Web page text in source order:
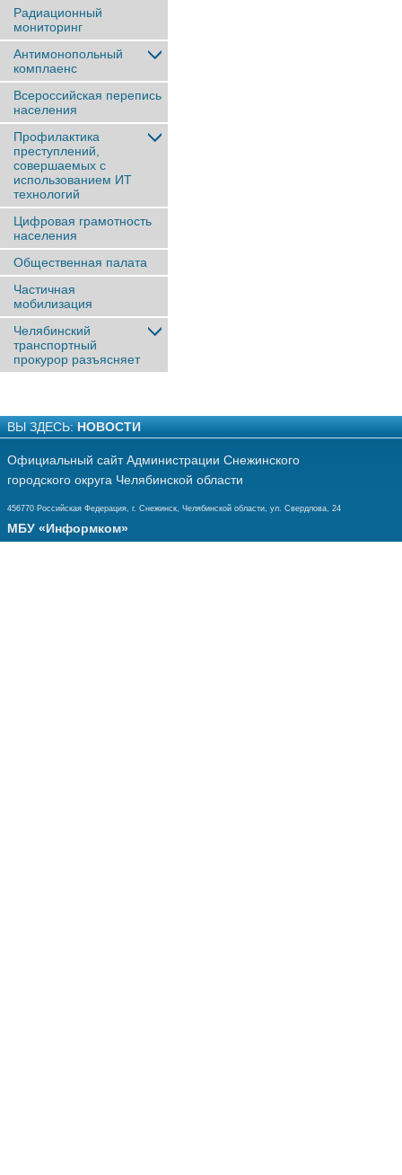
Радиационный
мониторинг
Антимонопольный
комплаенс
Всероссийская перепись
населения
Профилактика
преступлений,
совершаемых с
использованием ИТ
технологий
Цифровая грамотность
населения
Общественная палата
Частичная
мобилизация
Челябинский
транспортный
прокурор разъясняет
ВЫ ЗДЕСЬ: НОВОСТИ
Официальный сайт Администрации Снежинского
городского округа Челябинской области
456770 Российская Федерация, г. Снежинск, Челябинской области, ул. Свердлова, 24
МБУ «Информком»